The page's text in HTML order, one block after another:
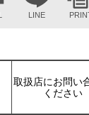
LINE
取扱店にお問い
ください